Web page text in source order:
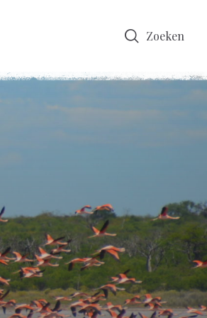
Zoeken